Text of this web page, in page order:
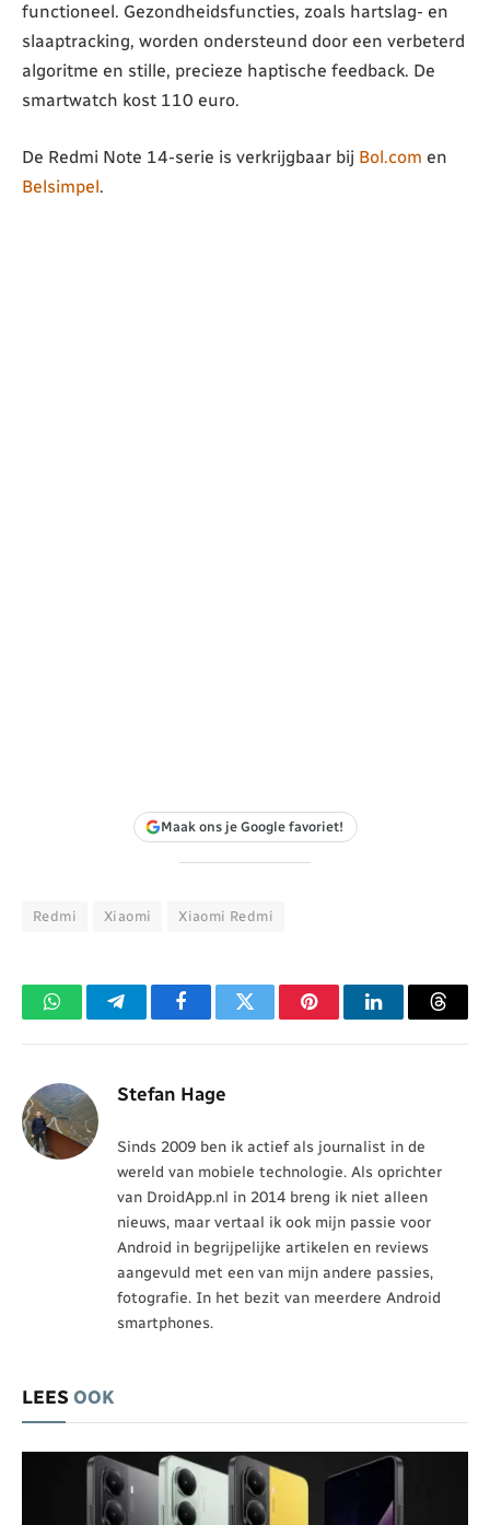
functioneel. Gezondheidsfuncties, zoals hartslag- en
slaaptracking, worden ondersteund door een verbeterd
algoritme en stille, precieze haptische feedback. De
smartwatch kost 110 euro.
De Redmi Note 14-serie is verkrijgbaar bij Bol.com en
Belsimpel.
Maak ons je Google favoriet!
Redmi Xiaomi Xiaomi Redmi
WhatsAppTelegramFacebookTwitter PinterestLinkedIn
Stefan Hage
Sinds 2009 ben ik actief als journalist in de
wereld van mobiele technologie. Als oprichter
van DroidApp.nl in 2014 breng ik niet alleen
nieuws, maar vertaal ik ook mijn passie voor
Android in begrijpelijke artikelen en reviews
aangevuld met een van mijn andere passies,
fotografie. In het bezit van meerdere Android
smartphones.
LEES OOK